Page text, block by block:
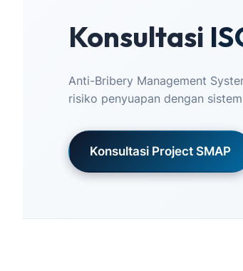
Konsultasi
Anti-Bribery Management
risiko penyuapan dengan
Konsultasi Project SMAP